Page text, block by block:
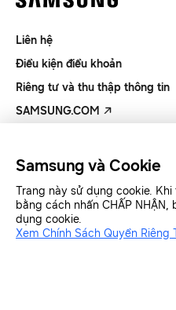
Liên hệ
Điều kiện điều khoản
Riêng tư và thu thập thông tin
SAMSUNG.COM
Samsung Việt Nam
Samsung và Cookie
Trang này sử dụng cookie.
bằng cách nhấn CHẤP
dụng cookie.
Xem Chính Sách Quyền Riêng